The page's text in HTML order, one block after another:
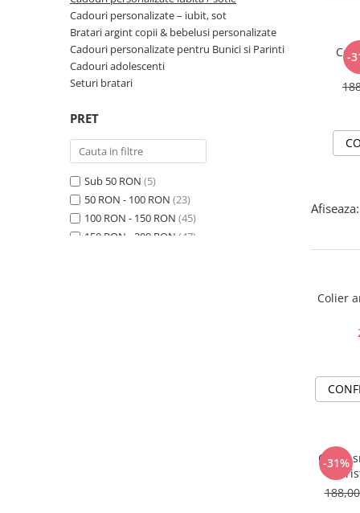
Cadouri personalizate – iubit, sot
Bratari argint copii & bebelusi personalizate
Cadouri personalizate pentru Bunici si Parinti
Cadouri adolescenti
Seturi bratari
PRET
Sub 50 RON (5)
50 RON - 100 RON (23)
100 RON - 150 RON (45)
150 RON - 200 RON (47)
-
Afiseaza:
Colier
-31%
Colier